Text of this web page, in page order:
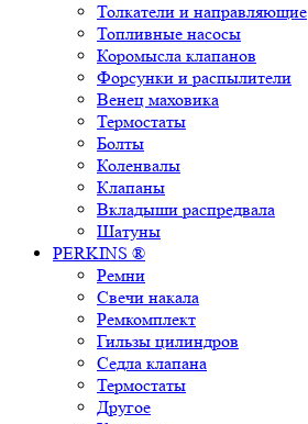
Толкатели и направляющие
Топливные насосы
Коромысла клапанов
Форсунки и распылители
Венец маховика
Термостаты
Болты
Коленвалы
Клапаны
Вкладыши распредвала
Шатуны
PERKINS ®
Ремни
Свечи накала
Ремкомплект
Гильзы цилиндров
Седла клапана
Термостаты
Другое